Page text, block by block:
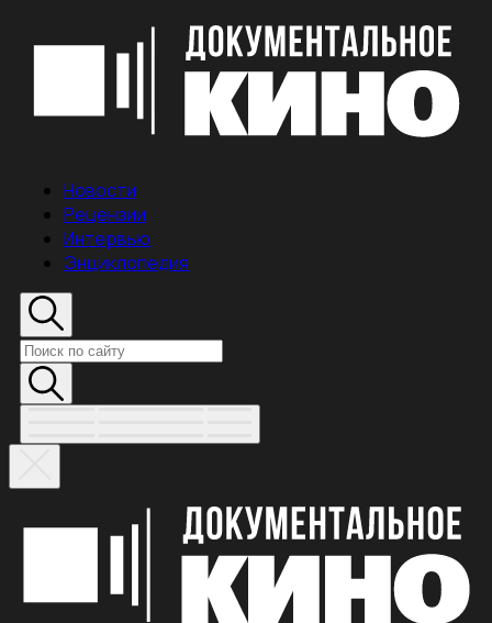
Новости
Рецензии
Интервью
Энциклопедия